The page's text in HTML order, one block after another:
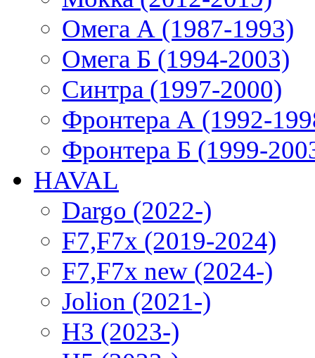
Омега А (1987-1993)
Омега Б (1994-2003)
Синтра (1997-2000)
Фронтера А (1992-
Фронтера Б (1999-
HAVAL
Dargo (2022-)
F7,F7x (2019-2024)
F7,F7x new (2024-)
Jolion (2021-)
H3 (2023-)